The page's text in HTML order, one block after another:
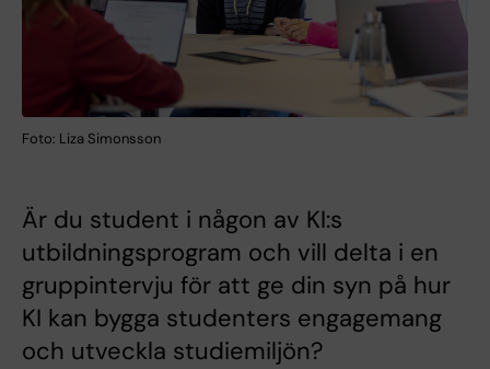
Foto: Liza Simonsson
Är du student i någon av KI:s
utbildningsprogram och vill delta i en
gruppintervju för att ge din syn på hur
KI kan bygga studenters engagemang
och utveckla studiemiljön?